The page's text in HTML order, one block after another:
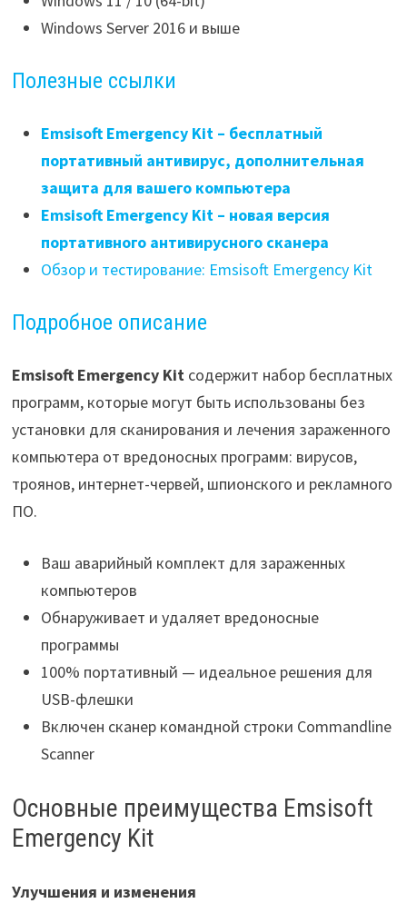
Windows Server 2016 и выше
Полезные ссылки
Emsisoft Emergency Kit – бесплатный
портативный антивирус, дополнительная
защита для вашего компьютера
Emsisoft Emergency Kit – новая версия
портативного антивирусного сканера
Обзор и тестирование: Emsisoft Emergency Kit
Подробное описание
Emsisoft Emergency Kit содержит набор бесплатных
программ, которые могут быть использованы без
установки для сканирования и лечения зараженного
компьютера от вредоносных программ: вирусов,
троянов, интернет-червей, шпионского и рекламного
ПО.
Ваш аварийный комплект для зараженных
компьютеров
Обнаруживает и удаляет вредоносные
программы
100% портативный — идеальное решения для
USB-флешки
Включен сканер командной строки Commandline
Scanner
Основные преимущества Emsisoft
Emergency Kit
Улучшения и изменения